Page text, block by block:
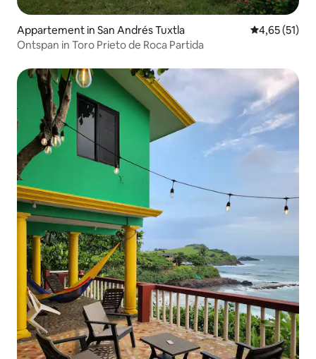
Appartement in San Andrés Tuxtla Gemiddelde
4,65 (51)
Ontspan in Toro Prieto de Roca Partida